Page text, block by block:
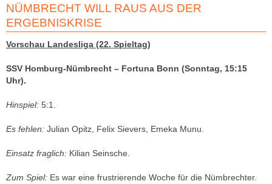
NÜMBRECHT WILL RAUS AUS DER
ERGEBNISKRISE
Vorschau Landesliga (22. Spieltag)
SSV Homburg-Nümbrecht – Fortuna Bonn (Sonntag, 15:15
Uhr).
Hinspiel: 5:1.
Es fehlen: Julian Opitz, Felix Sievers, Emeka Munu.
Einsatz fraglich: Kilian Seinsche.
Zum Spiel: Es war eine frustrierende Woche für die Nümbrechter.